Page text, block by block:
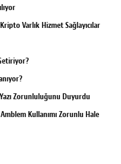
Varlık Hizmet Sağlayıcılar
Zorunluluğunu Duyurdu
Kullanımı Zorunlu Hale